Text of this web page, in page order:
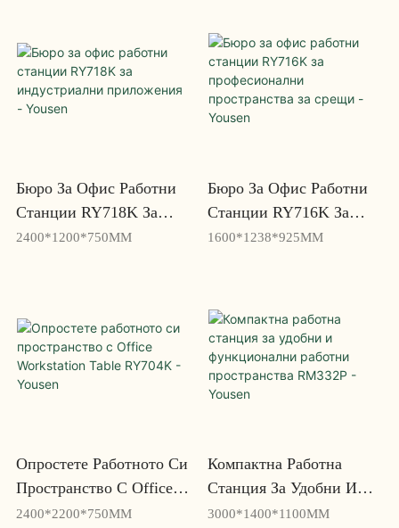
Бюро За Офис Работни
Станции RY718K За
Индустриални
2400*1200*750MM
Бюро За Офис Работни
Станции RY716K За
Професионални
1600*1238*925MM
Опростете Работното Си
Пространство С Office
Workstation Table
2400*2200*750MM
Компактна Работна
Станция За Удобни И
Функционални Работни
3000*1400*1100MM